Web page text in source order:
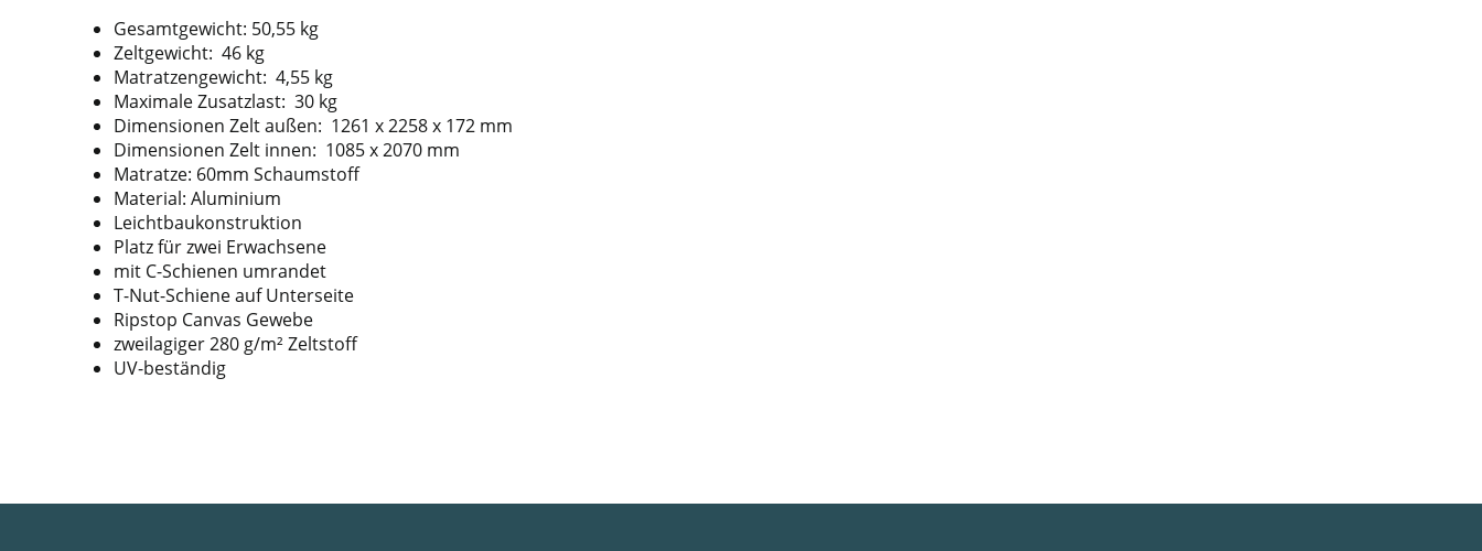
Gesamtgewicht: 50,55 kg
Zeltgewicht: 46 kg
Matratzengewicht: 4,55 kg
Maximale Zusatzlast: 30 kg
Dimensionen Zelt außen: 1261 x 2258 x 172 mm
Dimensionen Zelt innen: 1085 x 2070 mm
Matratze: 60mm Schaumstoff
Material: Aluminium
Leichtbaukonstruktion
Platz für zwei Erwachsene
mit C-Schienen umrandet
T-Nut-Schiene auf Unterseite
Ripstop Canvas Gewebe
zweilagiger 280 g/m² Zeltstoff
UV-beständig